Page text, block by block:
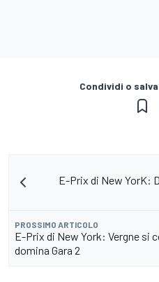
Condividi o
E-Prix di New YorK:
PROSSIMO ARTICOLO
E-Prix di New York: Vergne si
domina Gara 2